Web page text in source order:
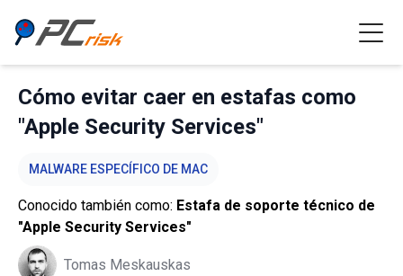
Cómo evitar caer en estafas como
"Apple Security Services"
MALWARE ESPECÍFICO DE MAC
Conocido también como: Estafa de soporte técnico de
"Apple Security Services"
Tomas Meskauskas